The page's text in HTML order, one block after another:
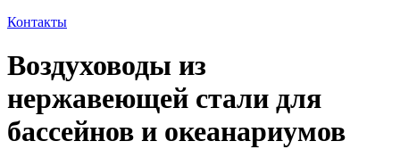
Контакты
Воздуховоды из
нержавеющей стали для
бассейнов и океанариумов